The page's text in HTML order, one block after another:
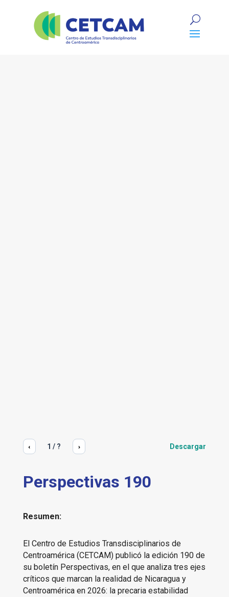
‹ 1 / ? › Descargar
Perspectivas 190
Resumen:
El Centro de Estudios Transdisciplinarios de
Centroamérica (CETCAM) publicó la edición 190 de
su boletín Perspectivas, en el que analiza tres ejes
críticos que marcan la realidad de Nicaragua y
Centroamérica en 2026: la precaria estabilidad